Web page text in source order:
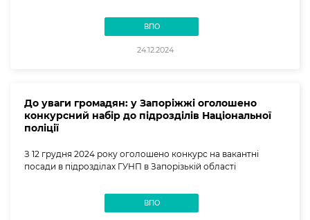
ВПО
24.12.2024
До уваги громадян: у Запоріжжі оголошено
конкурсний набір до підрозділів Національної
поліції
З 12 грудня 2024 року оголошено конкурс на вакантні
посади в підрозділах ГУНП в Запорізькій області
ВПО